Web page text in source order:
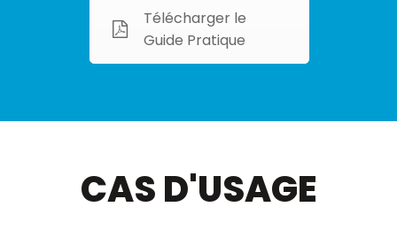
Télécharger le
Guide Pratique
CAS D'USAGE